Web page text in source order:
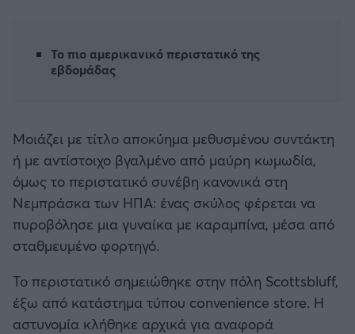
Αστέρας Τρίπολης
Καλαμάτα
Ηρακλής
Μπαρτσελόνα
Ατλέτικο Μαδρίτης
Το πιο αμερικανικό περιστατικό της
εβδομάδας
Μοιάζει με τίτλο αποκύημα μεθυσμένου συντάκτη
ή με αντίστοιχο βγαλμένο από μαύρη κωμωδία,
όμως το περιστατικό συνέβη κανονικά στη
Νεμπράσκα των ΗΠΑ: ένας σκύλος φέρεται να
πυροβόλησε μια γυναίκα με καραμπίνα, μέσα από
σταθμευμένο φορτηγό.
Το περιστατικό σημειώθηκε στην πόλη Scottsbluff,
έξω από κατάστημα τύπου convenience store. Η
αστυνομία κλήθηκε αρχικά για αναφορά